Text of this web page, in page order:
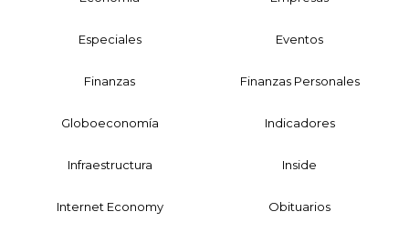
Especiales Eventos
Finanzas Finanzas Personales
Globoeconomía Indicadores
Infraestructura Inside
Internet Economy Obituarios